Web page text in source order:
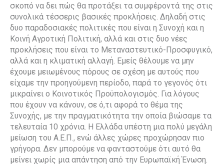
σκοπό να δει πώς θα προτάξει τα συμφέροντά της στις
συνολικά τέσσερις βασικές προκλήσεις. Δηλαδή στις
δυο παραδοσιακές πολιτικές που είναι η Συνοχή και η
Κοινή Αγροτική Πολιτική, αλλά και στις δυο νέες
προκλήσεις που είναι το Μεταναστευτικό-Προσφυγικό,
αλλά και η κλιματική αλλαγή. Εμείς θέλουμε να μην
έχουμε μειωμένους πόρους σε σχέση με αυτούς που
είχαμε την προηγούμενη περίοδο, παρά το γεγονός ότι
μικραίνει ο Κοινοτικός Προϋπολογισμός. Για λόγους
που έχουν να κάνουν, σε ό,τι αφορά το θέμα της
Συνοχής, με την πραγματικότητα την οποία βιώσαμε τα
τελευταία 10 χρόνια. Η Ελλάδα υπέστη μια πολύ μεγάλη
μείωση του Α.Ε.Π., ενώ άλλες χώρες προχώρησαν πιο
γρήγορα. Δεν μπορούμε να φανταστούμε ότι αυτό θα
μείνει χωρίς μια απάντηση από την Ευρωπαϊκή Ένωση.